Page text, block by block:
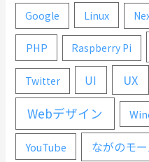
Google Linux
PHP Raspberry Pi
Twitter UI UX
Webデザイン
YouTube ながのモ